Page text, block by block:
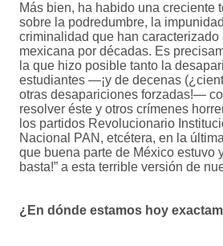
Más bien, ha habido una creciente
sobre la podredumbre, la
criminalidad que han caracterizado
mexicana por décadas. Es
la que hizo posible tanto la
estudiantes —¡y de decenas
otras desapariciones forzadas!—
resolver éste y otros crímenes
los partidos Revolucionario
Nacional PAN, etcétera, en la
que buena parte de México estuvo
basta!” a esta terrible versión de
¿En dónde estamos hoy